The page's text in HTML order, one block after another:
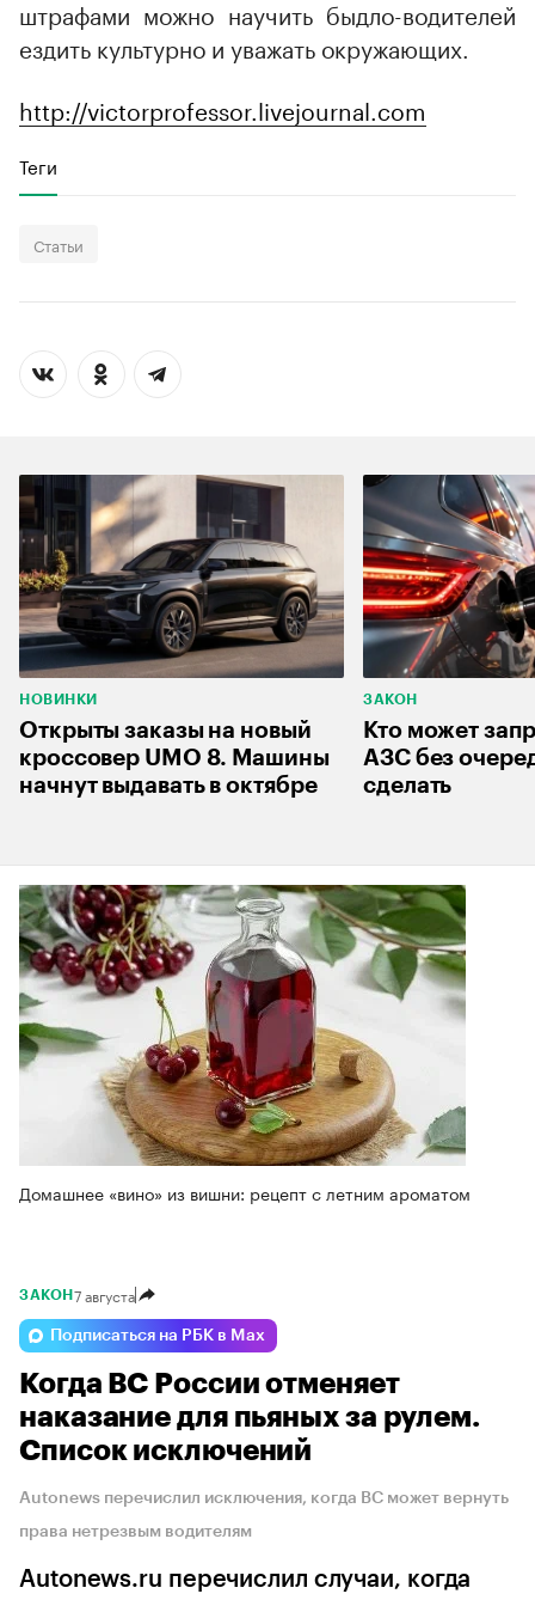
штрафами можно научить быдло-водителей
ездить культурно и уважать окружающих.
http://victorprofessor.livejournal.com
Теги
Статьи
НОВИНКИ
Открыты заказы на новый
кроссовер UMO 8. Машины
начнут выдавать в октябре
ЗАКОН
Кто может
АЗС без
сделать
Домашнее «вино» из вишни: рецепт с летним ароматом
ЗАКОН 7 августа
Подписаться на РБК в Max
Когда ВС России отменяет
наказание для пьяных за рулем.
Список исключений
Autonews перечислил исключения, когда ВС может вернуть
права нетрезвым водителям
Autonews.ru перечислил случаи, когда